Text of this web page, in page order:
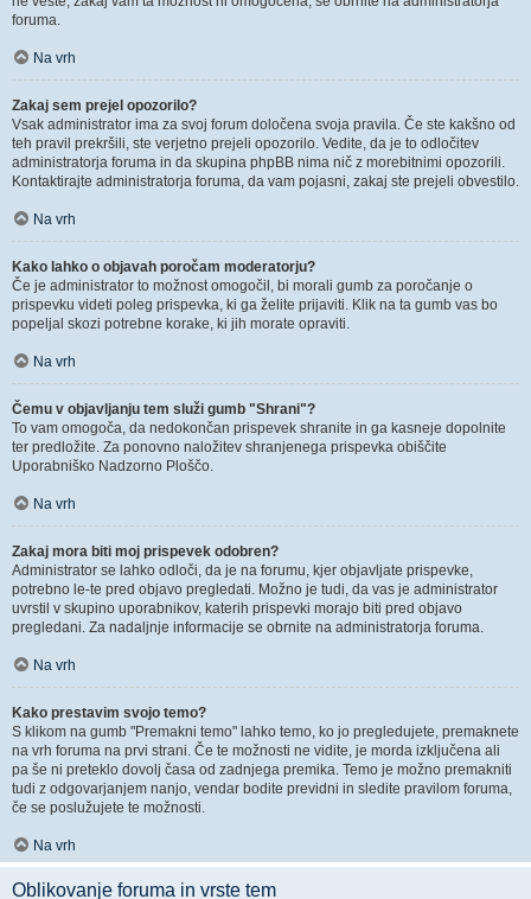
foruma.
Na vrh
Zakaj sem prejel opozorilo?
Vsak administrator ima za svoj forum določena svoja pravila. Če ste kakšno od
teh pravil prekršili, ste verjetno prejeli opozorilo. Vedite, da je to odločitev
administratorja foruma in da skupina phpBB nima nič z morebitnimi opozorili.
Kontaktirajte administratorja foruma, da vam pojasni, zakaj ste prejeli obvestilo.
Na vrh
Kako lahko o objavah poročam moderatorju?
Če je administrator to možnost omogočil, bi morali gumb za poročanje o
prispevku videti poleg prispevka, ki ga želite prijaviti. Klik na ta gumb vas bo
popeljal skozi potrebne korake, ki jih morate opraviti.
Na vrh
Čemu v objavljanju tem služi gumb "Shrani"?
To vam omogoča, da nedokončan prispevek shranite in ga kasneje dopolnite
ter predložite. Za ponovno naložitev shranjenega prispevka obiščite
Uporabniško Nadzorno Ploščo.
Na vrh
Zakaj mora biti moj prispevek odobren?
Administrator se lahko odloči, da je na forumu, kjer objavljate prispevke,
potrebno le-te pred objavo pregledati. Možno je tudi, da vas je administrator
uvrstil v skupino uporabnikov, katerih prispevki morajo biti pred objavo
pregledani. Za nadaljnje informacije se obrnite na administratorja foruma.
Na vrh
Kako prestavim svojo temo?
S klikom na gumb "Premakni temo" lahko temo, ko jo pregledujete, premaknete
na vrh foruma na prvi strani. Če te možnosti ne vidite, je morda izključena ali
pa še ni preteklo dovolj časa od zadnjega premika. Temo je možno premakniti
tudi z odgovarjanjem nanjo, vendar bodite previdni in sledite pravilom foruma,
če se poslužujete te možnosti.
Na vrh
Oblikovanje foruma in vrste tem